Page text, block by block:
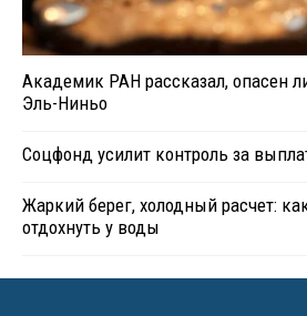
Академик РАН рассказал, опасен
Эль-Ниньо
Соцфонд усилит контроль за
Жаркий берег, холодный расчет:
отдохнуть у воды